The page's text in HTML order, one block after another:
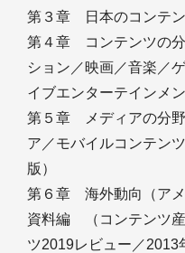
第３章 日本のコンテ
第４章 コンテンツの
ション／映画／音楽／
イブエンターテインメン
第５章 メディアの分
ア／モバイルコンテン
版）
第６章 海外動向（アメ
資料編 （コンテンツ
ツ2019レビュー／2013